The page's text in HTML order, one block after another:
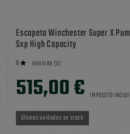
Escopeta Winchester Super X
Sxp High Capacity
0  REVISIÓN (0)
515,00 € IMPUESTO
Últimas unidades en stock